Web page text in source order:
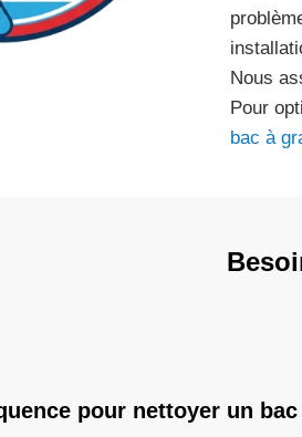
Nous
Pour
bac à
pour nettoyer un